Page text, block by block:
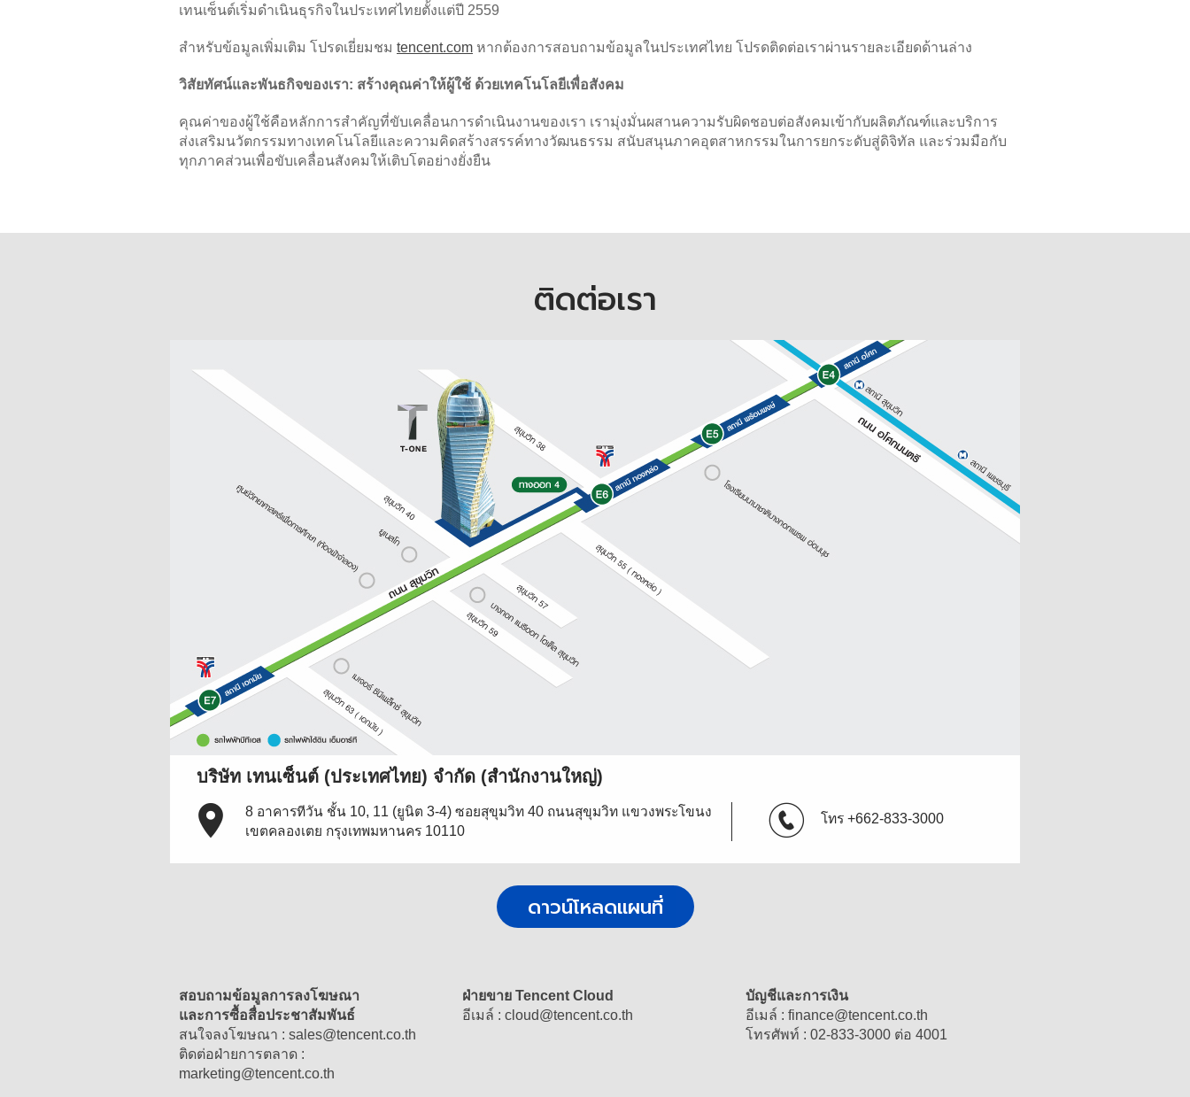
เทนเซ็นต์เริ่มดำเนินธุรกิจในประเทศไทยตั้งแต่ปี 2559
สำหรับข้อมูลเพิ่มเติม โปรดเยี่ยมชม tencent.com หากต้องการสอบถามข้อมูลในประเทศไทย โปรดติดต่อเราผ่านรายละเอียดด้านล่าง
วิสัยทัศน์และพันธกิจของเรา: สร้างคุณค่าให้ผู้ใช้ ด้วยเทคโนโลยีเพื่อสังคม
คุณค่าของผู้ใช้คือหลักการสำคัญที่ขับเคลื่อนการดำเนินงานของเรา เรามุ่งมั่นผสานความรับผิดชอบต่อสังคมเข้ากับผลิตภัณฑ์และบริการ
ส่งเสริมนวัตกรรมทางเทคโนโลยีและความคิดสร้างสรรค์ทางวัฒนธรรม สนับสนุนภาคอุตสาหกรรมในการยกระดับสู่ดิจิทัล และร่วมมือกับ
ทุกภาคส่วนเพื่อขับเคลื่อนสังคมให้เติบโตอย่างยั่งยืน
ติดต่อเรา
บริษัท เทนเซ็นต์ (ประเทศไทย) จํากัด (สํานักงานใหญ่)
8 อาคารทีวัน ชั้น 10, 11 (ยูนิต 3-4) ซอยสุขุมวิท 40 ถนนสุขุมวิท แขวงพระโขนง
เขตคลองเตย กรุงเทพมหานคร 10110
โทร +662-833-3000
ดาวน์โหลดแผนที่
สอบถามข้อมูลการลงโฆษณา
และการซื้อสื่อประชาสัมพันธ์
สนใจลงโฆษณา : sales@tencent.co.th
ติดต่อฝ่ายการตลาด :
marketing@tencent.co.th
ฝ่ายขาย Tencent Cloud
อีเมล์ : cloud@tencent.co.th
บัญชีและการเงิน
อีเมล์ : finance@tencent.co.th
โทรศัพท์ : 02-833-3000 ต่อ 4001